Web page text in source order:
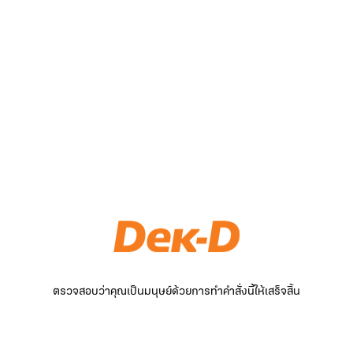
ตรวจสอบว่าคุณเป็นมนุษย์ด้วยการทำคำสั่งนี้ให้เสร็จสิ้น